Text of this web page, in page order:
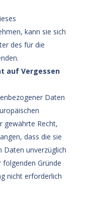
kann sie sich
des für die
auf Vergessen
Daten
gewährte Recht,
dass die sie
Daten unverzüglich
Gründe
nicht erforderlich